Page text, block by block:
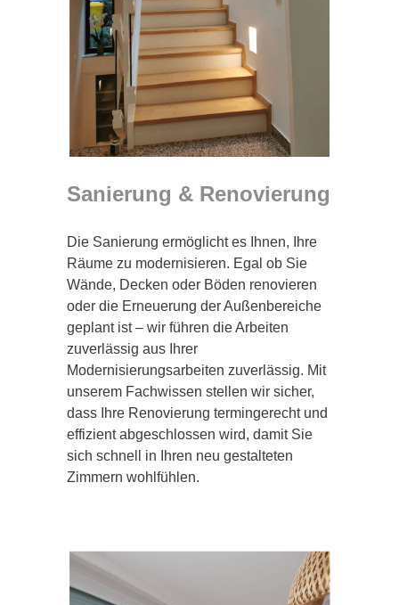
Sanierung & Renovierung
Die Sanierung ermöglicht es Ihnen, Ihre
Räume zu modernisieren. Egal ob Sie
Wände, Decken oder Böden renovieren
oder die Erneuerung der Außenbereiche
geplant ist – wir führen die Arbeiten
zuverlässig aus Ihrer
Modernisierungsarbeiten zuverlässig. Mit
unserem Fachwissen stellen wir sicher,
dass Ihre Renovierung termingerecht und
effizient abgeschlossen wird, damit Sie
sich schnell in Ihren neu gestalteten
Zimmern wohlfühlen.